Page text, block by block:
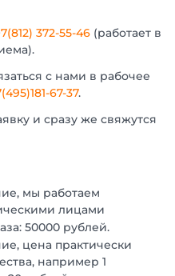
372-55-46 (работает в
с нами в рабочее
67-37.
и сразу же свяжутся
мы работаем
лицами
50000 рублей.
цена практически
например 1